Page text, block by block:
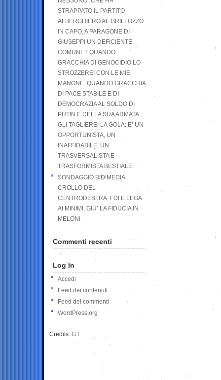
STRAPPATO IL PARTITO
ALBERGHIERO AL GRILLOZZO
IN CAPO, A PARAGONE DI
GIUSEPPI UN DEFICIENTE
COMUNE? QUANDO
GRACCHIA DI GENOCIDIO LO
STROZZEREI CON LE MIE
MANONE. QUANDO GRACCHIA
DI PACE STABILE E DI
DEMOCRAZIA AL SOLDO DI
PUTIN E DELLA SUA ARMATA
GLI TAGLIEREI LA GOLA: E’ UN
OPPORTUNISTA, UN
INAFFIDABILE, UN
TRASVERSALISTA E
TRASFORMISTA BESTIALE.
SONDAGGIO BIDIMEDIA:
CROLLO DEL
CENTRODESTRA, FDI E LEGA
AI MINIMI, GIU’ LA FIDUCIA IN
MELONI
Commenti recenti
Log In
Accedi
Feed dei contenuti
Feed dei commenti
WordPress.org
Credits: G.I